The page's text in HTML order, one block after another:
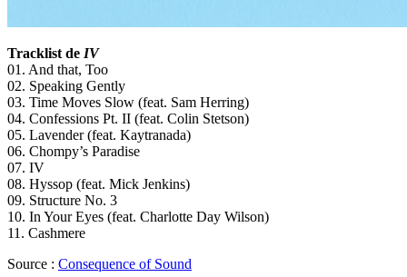
Tracklist de IV
01. And that, Too
02. Speaking Gently
03. Time Moves Slow (feat. Sam Herring)
04. Confessions Pt. II (feat. Colin Stetson)
05. Lavender (feat. Kaytranada)
06. Chompy’s Paradise
07. IV
08. Hyssop (feat. Mick Jenkins)
09. Structure No. 3
10. In Your Eyes (feat. Charlotte Day Wilson)
11. Cashmere
Source : Consequence of Sound